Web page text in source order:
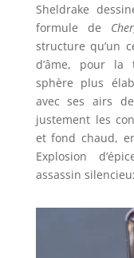
Sheldrake
formule de
structure qu’un
d’âme, pour la
sphère plus
avec ses airs
justement les
et fond chaud,
Explosion
assassin